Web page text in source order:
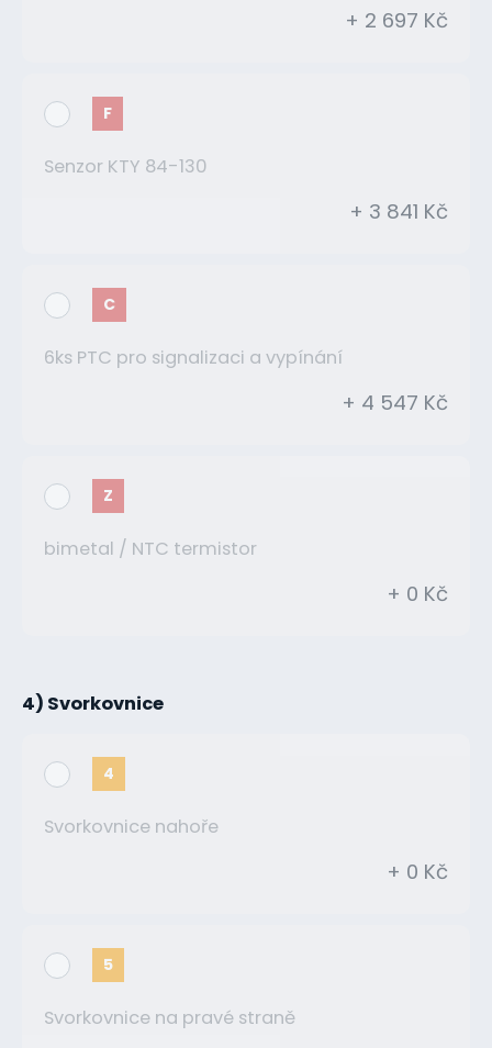
+ 2 697 Kč
F
Senzor KTY 84-130
+ 3 841 Kč
C
6ks PTC pro signalizaci a vypínání
+ 4 547 Kč
Z
bimetal / NTC termistor
+ 0 Kč
4) Svorkovnice
4
Svorkovnice nahoře
+ 0 Kč
5
Svorkovnice na pravé straně